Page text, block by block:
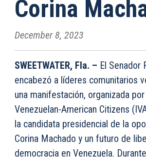
Corina
December 8, 2023
SWEETWATER, Fla. – El Senador
encabezó a líderes comunitarios
una manifestación, organizada
Venezuelan-American Citizens
la candidata presidencial de la
Corina Machado y un futuro de
democracia en Venezuela.